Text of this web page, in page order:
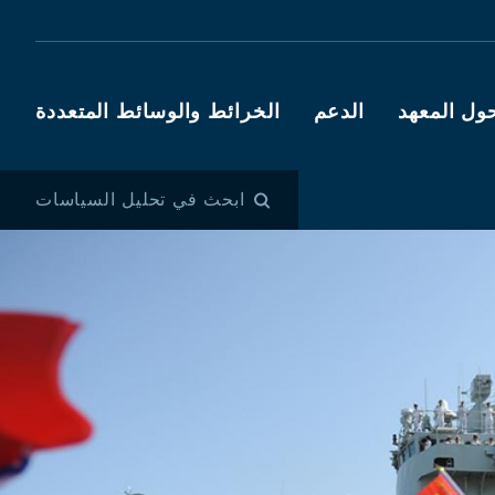
المعهد الدعم الخرائط والوسائط المتعددة
ابحث في تحليل السياسات